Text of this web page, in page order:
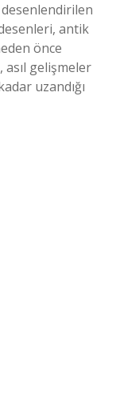
antik
önce
asıl gelişmeler
uzandığı